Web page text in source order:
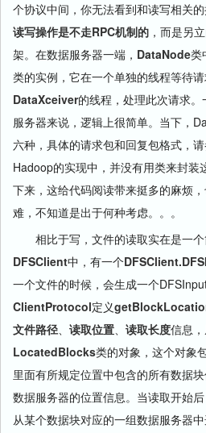
个协议中间，你无法看到和读写相关
读写操作是不走RPC机制的 ，而是另
架。在数据服务器一端， DataNode类
类的实例，它在一个单独的线程等待
DataXceiver的线程，处理此次请求
服务器来说，逻辑上很简单。当下，
六种，具体的请求包和回复包格式，
Hadoop的实现中，并没有用类来封装
下来，这给代码阅读带来挺多的麻烦
难，不知道是出于何种考虑。。。
相比于写，文件的读取实在是一个
DFSClient中，有一个
一个文件的时候，会生成一个
ClientProtocol定义
文件路径、 读取位置、 读取长度信息
LocatedBlocks类的对象，这个对象
里面有所规定位置中包含的所有数据
数据服务器的位置信息。当读取开始
从某个数据块对应的一组数据服务器